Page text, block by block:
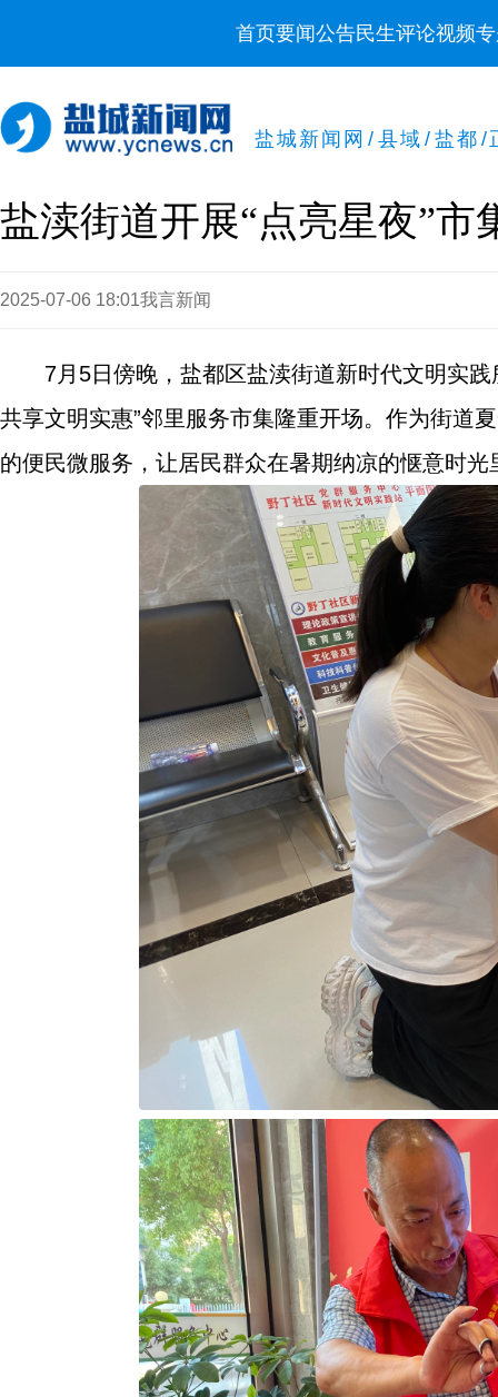
首页要闻公告民生评论视频
盐城新闻网 / 县域 / 盐都 /
盐渎街道开展“点亮星夜”市
2025-07-06 18:01我言新闻
7月5日傍晚，盐都区盐渎街道新时代文明实
共享文明实惠”邻里服务市集隆重开场。作为街道
的便民微服务，让居民群众在暑期纳凉的惬意时